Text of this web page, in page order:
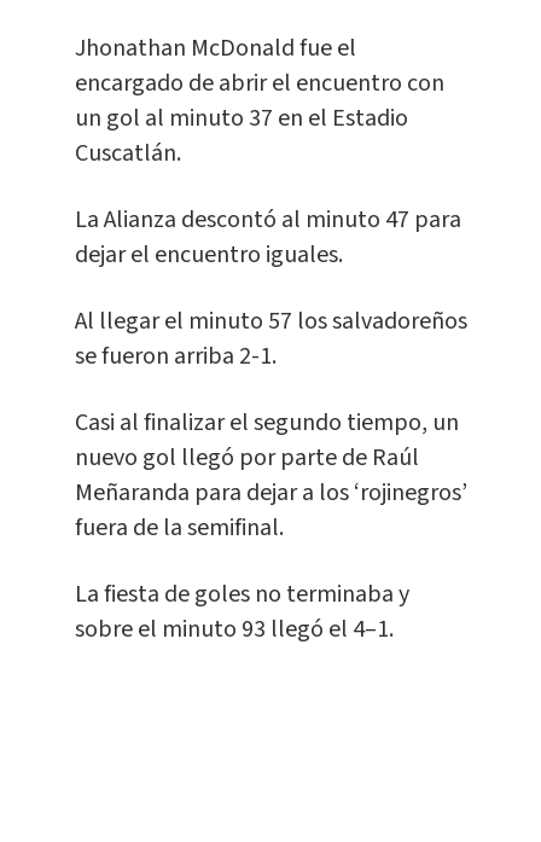
Jhonathan McDonald fue el
encargado de abrir el encuentro con
un gol al minuto 37 en el Estadio
Cuscatlán.
La Alianza descontó al minuto 47 para
dejar el encuentro iguales.
Al llegar el minuto 57 los salvadoreños
se fueron arriba 2-1.
Casi al finalizar el segundo tiempo, un
nuevo gol llegó por parte de Raúl
Meñaranda para dejar a los ‘rojinegros’
fuera de la semifinal.
La fiesta de goles no terminaba y
sobre el minuto 93 llegó el 4–1.